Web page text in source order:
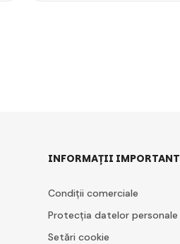
INFORMAȚII
Condiții comerciale
Protecția datelor personale
Setări cookie